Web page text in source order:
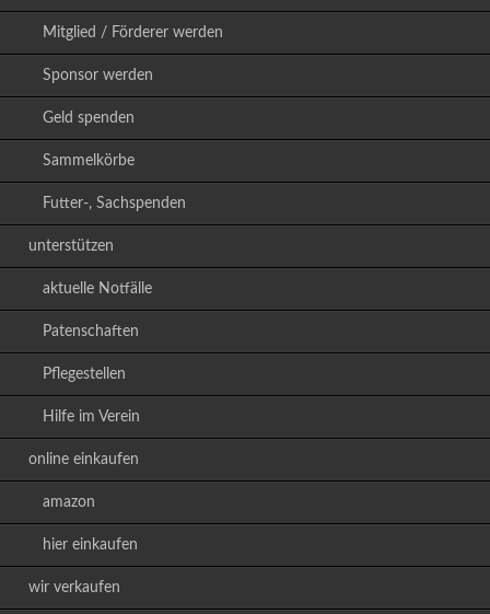
Mitglied / Förderer werden
Sponsor werden
Geld spenden
Sammelkörbe
Futter-, Sachspenden
unterstützen
aktuelle Notfälle
Patenschaften
Pflegestellen
Hilfe im Verein
online einkaufen
amazon
hier einkaufen
wir verkaufen